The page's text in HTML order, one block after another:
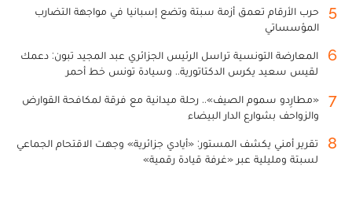
5
حرب الأرقام تعمق أزمة سبتة وتضع إسبانيا في مواجهة التضارب
المؤسساتي
6
المعارضة التونسية تراسل الرئيس الجزائري عبد المجيد تبون: دعمك
لقيس سعيد يكرس الدكتاتورية.. وسيادة تونس خط أحمر
7
«مطارِدو سموم الصيف».. رحلة ميدانية مع فرقة لمكافحة القوارض
والزواحف بشوارع الدار البيضاء
8
تقرير أمني يكشف المستور: «أيادي جزائرية» وجهت الاقتحام الجماعي
لسبتة ومليلية عبر «غرفة قيادة رقمية»